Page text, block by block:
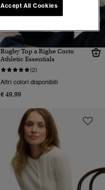
Rugby Top a Righe Corto
Athletic Essentials
(2)
Altri colori disponibili
€ 49,99
Accept All Cookies